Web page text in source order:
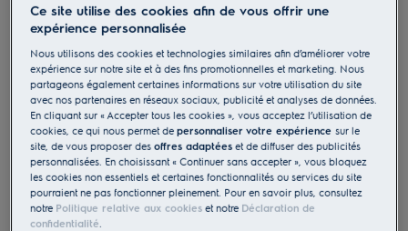
EB6L5DSP
Four encastrable SMS BakingPlus
Noir effet miroir
4.8 (4)
Ce site utilise des cookies afin de vous offrir une
expérience personnalisée
Nous utilisons des cookies et technologies similaires afin d’améliorer votre
expérience sur notre site et à des fins promotionnelles et marketing. Nous
partageons également certaines informations sur votre utilisation du site
avec nos partenaires en réseaux sociaux, publicité et analyses de données.
En cliquant sur « Accepter tous les cookies », vous acceptez l’utilisation de
cookies, ce qui nous permet depersonnaliser votre expériencesur le
site, de vous proposer desoffres adaptées et de diffuser des publicités
personnalisées. En choisissant « Continuer sans accepter », vous bloquez
les cookies non essentiels et certaines fonctionnalités ou services du site
pourraient ne pas fonctionner pleinement. Pour en savoir plus, consultez
notre Politique relative aux cookies et notre Déclaration de
confidentialité.